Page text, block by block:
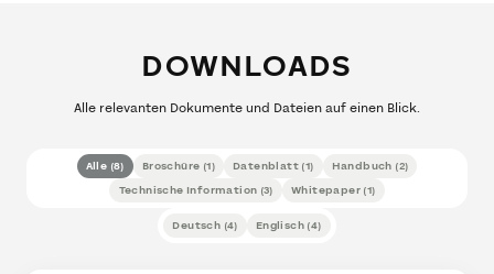
DOWNLOADS
Alle relevanten Dokumente und Dateien auf einen Blick.
Alle (8) Broschüre (1) Datenblatt (1) Handbuch (2)
Technische Information (3) Whitepaper(1)
Deutsch (4) Englisch (4)